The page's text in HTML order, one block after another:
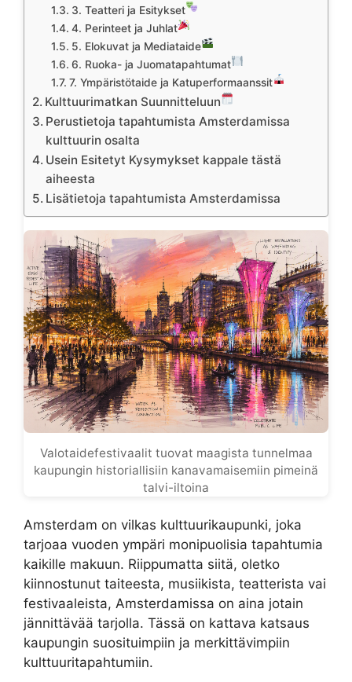
3. Teatteri ja Esitykset
4. Perinteet ja Juhlat
5. Elokuvat ja Mediataide
6. Ruoka- ja Juomatapahtumat
7. Ympäristötaide ja Katuperformaanssit
Kulttuurimatkan Suunnitteluun
Perustietoja tapahtumista Amsterdamissa
kulttuurin osalta
Usein Esitetyt Kysymykset kappale tästä
aiheesta
Lisätietoja tapahtumista Amsterdamissa
Valotaidefestivaalit tuovat maagista tunnelmaa
kaupungin historiallisiin kanavamaisemiin pimeinä
talvi-iltoina
Amsterdam on vilkas kulttuurikaupunki, joka
tarjoaa vuoden ympäri monipuolisia tapahtumia
kaikille makuun. Riippumatta siitä, oletko
kiinnostunut taiteesta, musiikista, teatterista vai
festivaaleista, Amsterdamissa on aina jotain
jännittävää tarjolla. Tässä on kattava katsaus
kaupungin suosituimpiin ja merkittävimpiin
kulttuuritapahtumiin.